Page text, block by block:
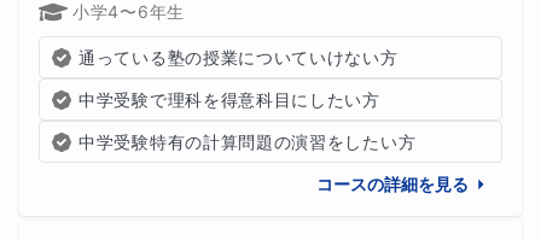
その為、今後の課題や今出きている部分などをその都度把
握することが可能です。
家庭学習でわからない問題があった際も、無料で質問対応
小学4〜6年生
通っている塾の授業についていけない方
中学受験で理科を得意科目にしたい方
中学受験特有の計算問題の演習をしたい方
コースの詳細を見る